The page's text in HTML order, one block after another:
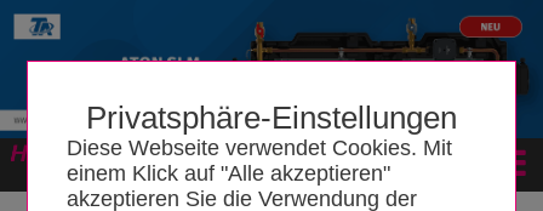
Privatsphäre-Einstellungen
Diese Webseite verwendet Cookies. Mit
einem Klick auf "Alle akzeptieren"
akzeptieren Sie die Verwendung der